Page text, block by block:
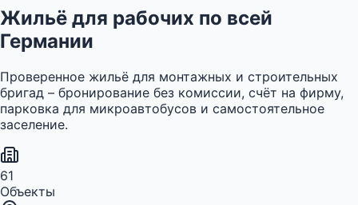
Жильё для рабочих по всей
Германии
Проверенное жильё для монтажных и строительных
бригад – бронирование без комиссии, счёт на фирму,
парковка для микроавтобусов и самостоятельное
заселение.
61
Объекты